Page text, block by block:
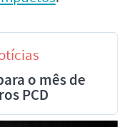
o mês de
PCD